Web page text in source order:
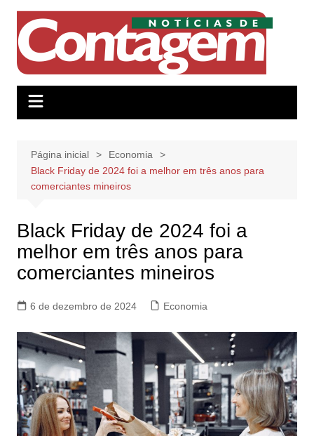
conteúdo
Página inicial
Economia
Black Friday de 2024 foi a melhor em três anos para
comerciantes mineiros
Black Friday de 2024 foi a
melhor em três anos para
comerciantes mineiros
6 de dezembro de 2024 Economia